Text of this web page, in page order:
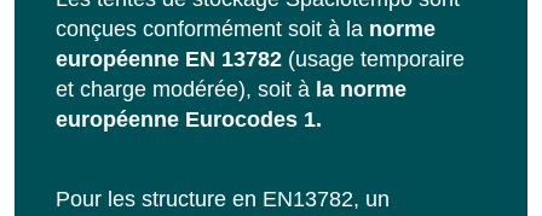
conçues conformément soit à la norme
européenne EN 13782 (usage temporaire
et charge modérée), soit à la norme
européenne Eurocodes 1.
Pour les structure en EN13782, un